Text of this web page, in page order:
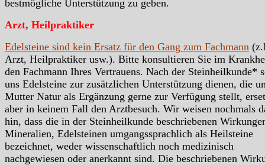
bestmögliche Unterstützung zu geben.
Arzt, Heilpraktiker
Edelsteine sind kein Ersatz für den Gang zum Fachmann
Arzt, Heilpraktiker usw.). Bitte konsultieren Sie im
den Fachmann Ihres Vertrauens. Nach der Steinheilkunde*
uns Edelsteine zur zusätzlichen Unterstützung dienen, die
Mutter Natur als Ergänzung gerne zur Verfügung stellt,
aber in keinem Fall den Arztbesuch. Wir weisen nochmals
hin, dass die in der Steinheilkunde beschriebenen
Mineralien, Edelsteinen umgangssprachlich als Heilsteine
bezeichnet, weder wissenschaftlich noch medizinisch
nachgewiesen oder anerkannt sind. Die beschriebenen